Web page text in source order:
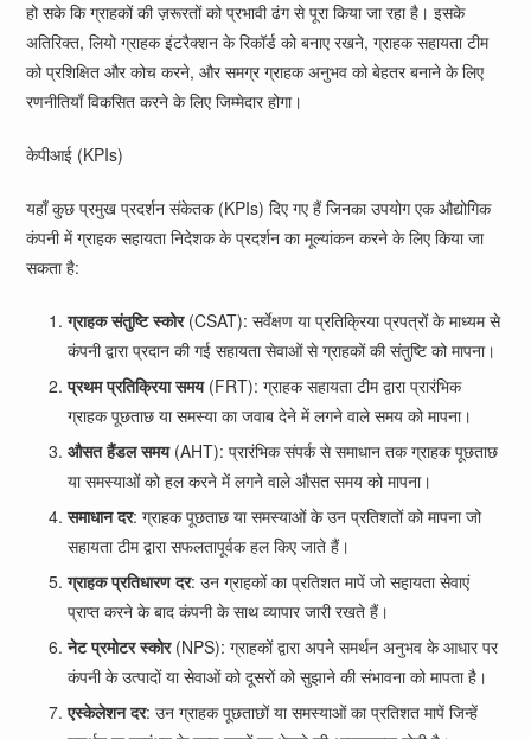
हो सके कि ग्राहकों की ज़रूरतों को प्रभावी ढंग से पूरा किया जा रहा है। इसके
अतिरिक्त, लियो ग्राहक इंटरैक्शन के रिकॉर्ड को बनाए रखने, ग्राहक सहायता टीम
को प्रशिक्षित और कोच करने, और समग्र ग्राहक अनुभव को बेहतर बनाने के लिए
रणनीतियाँ विकसित करने के लिए जिम्मेदार होगा।
केपीआई (KPIs)
यहाँ कुछ प्रमुख प्रदर्शन संकेतक (KPIs) दिए गए हैं जिनका उपयोग एक औद्योगिक
कंपनी में ग्राहक सहायता निदेशक के प्रदर्शन का मूल्यांकन करने के लिए किया जा
सकता है:
ग्राहक संतुष्टि स्कोर(CSAT): सर्वेक्षण या प्रतिक्रिया प्रपत्रों के माध्यम से
कंपनी द्वारा प्रदान की गई सहायता सेवाओं से ग्राहकों की संतुष्टि को मापना।
प्रथम प्रतिक्रिया समय(FRT): ग्राहक सहायता टीम द्वारा प्रारंभिक
ग्राहक पूछताछ या समस्या का जवाब देने में लगने वाले समय को मापना।
औसत हैंडल समय(AHT): प्रारंभिक संपर्क से समाधान तक ग्राहक पूछताछ
या समस्याओं को हल करने में लगने वाले औसत समय को मापना।
समाधान दर: ग्राहक पूछताछ या समस्याओं के उन प्रतिशतों को मापना जो
सहायता टीम द्वारा सफलतापूर्वक हल किए जाते हैं।
ग्राहक प्रतिधारण दर: उन ग्राहकों का प्रतिशत मापें जो सहायता सेवाएं
प्राप्त करने के बाद कंपनी के साथ व्यापार जारी रखते हैं।
नेट प्रमोटर स्कोर(NPS): ग्राहकों द्वारा अपने समर्थन अनुभव के आधार पर
कंपनी के उत्पादों या सेवाओं को दूसरों को सुझाने की संभावना को मापता है।
एस्केलेशन दर: उन ग्राहक पूछताछों या समस्याओं का प्रतिशत मापें जिन्हें